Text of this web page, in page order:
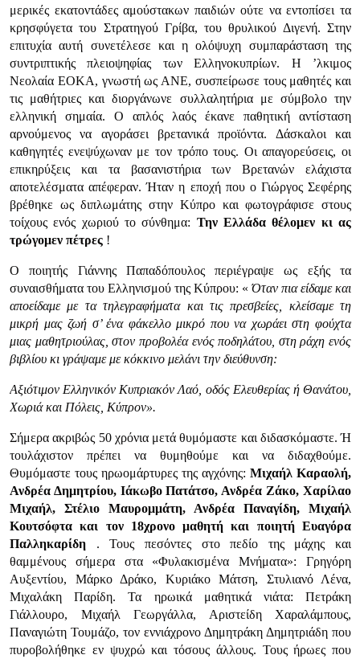
μερικές εκατοντάδες αμούστακων παιδιών ούτε να εντοπίσει τα
κρησφύγετα του Στρατηγού Γρίβα, του θρυλικού Διγενή. Στην
επιτυχία αυτή συνετέλεσε και η ολόψυχη συμπαράσταση της
συντριπτικής πλειοψηφίας των Ελληνοκυπρίων. Η ’λκιμος
Νεολαία ΕΟΚΑ, γνωστή ως ΑΝΕ, συσπείρωσε τους μαθητές και
τις μαθήτριες και διοργάνωνε συλλαλητήρια με σύμβολο την
ελληνική σημαία. Ο απλός λαός έκανε παθητική αντίσταση
αρνούμενος να αγοράσει βρετανικά προϊόντα. Δάσκαλοι και
καθηγητές ενεψύχωναν με τον τρόπο τους. Οι απαγορεύσεις, οι
επικηρύξεις και τα βασανιστήρια των Βρετανών ελάχιστα
αποτελέσματα απέφεραν. Ήταν η εποχή που ο Γιώργος Σεφέρης
βρέθηκε ως διπλωμάτης στην Κύπρο και φωτογράφισε στους
τοίχους ενός χωριού το σύνθημα: Την Ελλάδα θέλομεν κι ας
τρώγομεν πέτρες !
Ο ποιητής Γιάννης Παπαδόπουλος περιέγραψε ως εξής τα
συναισθήματα του Ελληνισμού της Κύπρου: « Όταν πια είδαμε και
αποείδαμε με τα τηλεγραφήματα και τις πρεσβείες, κλείσαμε τη
μικρή μας ζωή σ’ ένα φάκελλο μικρό που να χωράει στη φούχτα
μιας μαθητριούλας, στον προβολέα ενός ποδηλάτου, στη ράχη ενός
βιβλίου κι γράψαμε με κόκκινο μελάνι την διεύθυνση:
Αξιότιμον Ελληνικόν Κυπριακόν Λαό, οδός Ελευθερίας ή Θανάτου,
Χωριά και Πόλεις, Κύπρον».
Σήμερα ακριβώς 50 χρόνια μετά θυμόμαστε και διδασκόμαστε. Ή
τουλάχιστον πρέπει να θυμηθούμε και να διδαχθούμε.
Θυμόμαστε τους ηρωομάρτυρες της αγχόνης: Μιχαήλ Καραολή,
Ανδρέα Δημητρίου, Ιάκωβο Πατάτσο, Ανδρέα Ζάκο, Χαρίλαο
Μιχαήλ, Στέλιο Μαυρομμάτη, Ανδρέα Παναγίδη, Μιχαήλ
Κουτσόφτα και τον 18χρονο μαθητή και ποιητή Ευαγόρα
Παλληκαρίδη . Τους πεσόντες στο πεδίο της μάχης και
θαμμένους σήμερα στα «Φυλακισμένα Μνήματα»: Γρηγόρη
Αυξεντίου, Μάρκο Δράκο, Κυριάκο Μάτση, Στυλιανό Λένα,
Μιχαλάκη Παρίδη. Τα ηρωικά μαθητικά νιάτα: Πετράκη
Γιάλλουρο, Μιχαήλ Γεωργάλλα, Αριστείδη Χαραλάμπους,
Παναγιώτη Τουμάζο, τον εννιάχρονο Δημητράκη Δημητριάδη που
πυροβολήθηκε εν ψυχρώ και τόσους άλλους. Τους ήρωες που